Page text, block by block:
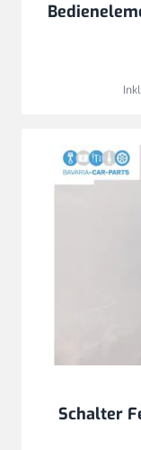
Schalter